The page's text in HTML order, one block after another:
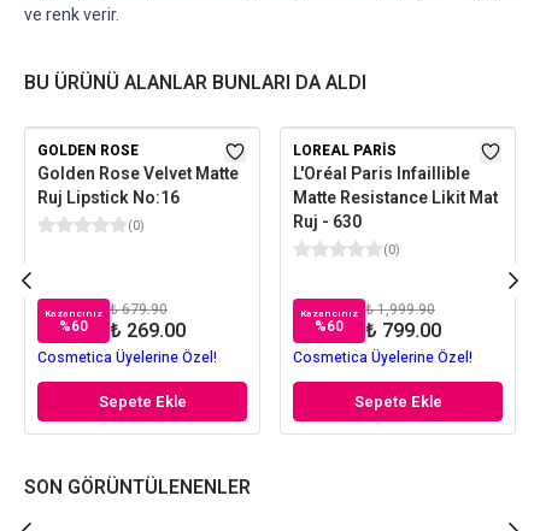
ve renk verir.
BU ÜRÜNÜ ALANLAR BUNLARI DA ALDI
GOLDEN ROSE
Golden Rose Velvet Matte
Ruj Lipstick No:16
(0)
Kazancınız
%60
₺ 679.90
₺ 269.00
Cosmetica Üyelerine Özel!
Sepete Ekle
LOREAL PARIS
L'Oréal Paris Infaillible
Matte Resistance Likit Mat
Ruj - 630
(0)
Kazancınız
%60
₺ 1,999.90
₺ 799.00
Cosmetica Üyelerine Özel!
Sepete Ekle
SON GÖRÜNTÜLENENLER